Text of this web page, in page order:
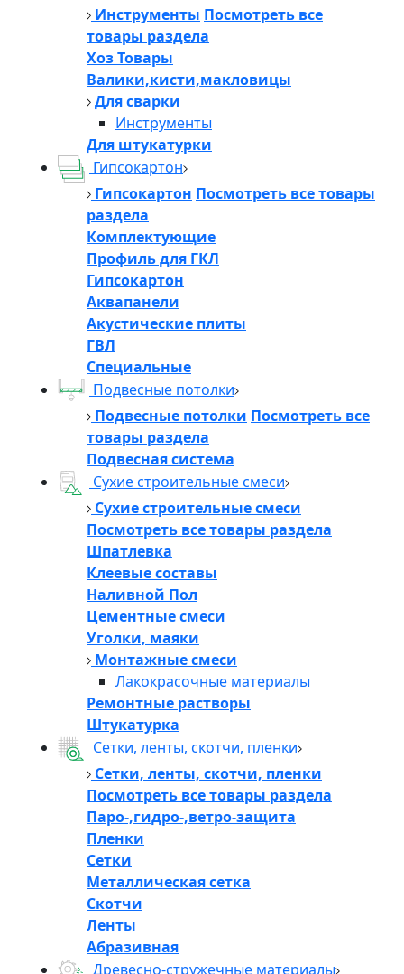
Инструменты Посмотреть все
товары раздела
Хоз Товары
Валики,кисти,макловицы
Для сварки
Инструменты
Для штукатурки
Гипсокартон
Гипсокартон Посмотреть все товары
раздела
Комплектующие
Профиль для ГКЛ
Гипсокартон
Аквапанели
Акустические плиты
ГВЛ
Специальные
Подвесные потолки
Подвесные потолки Посмотреть все
товары раздела
Подвесная система
Сухие строительные смеси
Сухие строительные смеси
Посмотреть все товары раздела
Шпатлевка
Клеевые составы
Наливной Пол
Цементные смеси
Уголки, маяки
Монтажные смеси
Лакокрасочные материалы
Ремонтные растворы
Штукатурка
Сетки, ленты, скотчи, пленки
Сетки, ленты, скотчи, пленки
Посмотреть все товары раздела
Паро-,гидро-,ветро-защита
Пленки
Сетки
Металлическая сетка
Скотчи
Ленты
Абразивная
Древесно-стружечные материалы